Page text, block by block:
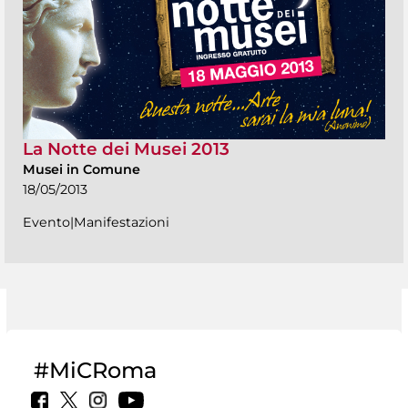
La Notte dei Musei 2013
Musei in Comune
18/05/2013
Evento|Manifestazioni
#MiCRoma